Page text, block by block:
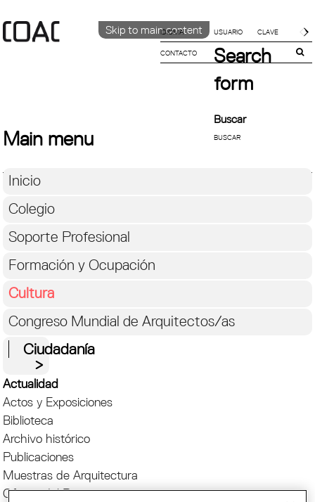
Skip to main content
IDIOMA
CATALÀ
CONTACTO
Search
form
Buscar
Main menu
Inicio
Colegio
Soporte Profesional
Formación y Ocupación
Cultura
Congreso Mundial de Arquitectos/as
Ciudadanía
Actualidad
Actos y Exposiciones
Biblioteca
Archivo histórico
Publicaciones
Muestras de Arquitectura
Oficina del Paisaje